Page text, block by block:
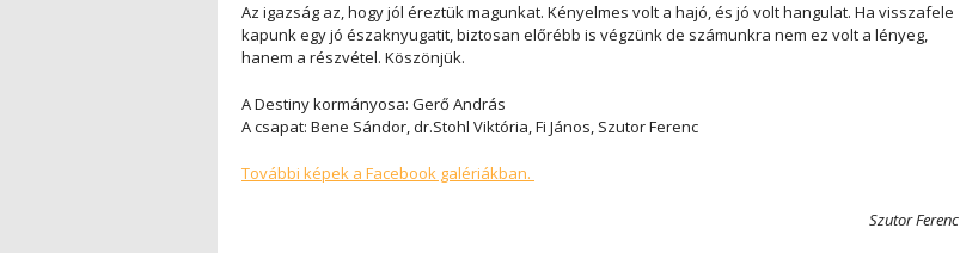
Az igazság az, hogy jól éreztük magunkat. Kényelmes volt a hajó, és jó volt hangulat. Ha visszafele
kapunk egy jó északnyugatit, biztosan előrébb is végzünk de számunkra nem ez volt a lényeg,
hanem a részvétel. Köszönjük.
A Destiny kormányosa: Gerő András
A csapat: Bene Sándor, dr.Stohl Viktória, Fi János, Szutor Ferenc
További képek a Facebook galériákban.
Szutor Ferenc